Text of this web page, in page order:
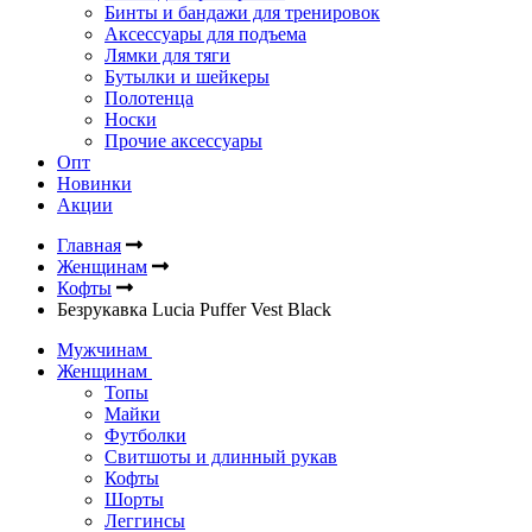
Бинты и бандажи для тренировок
Аксессуары для подъема
Лямки для тяги
Бутылки и шейкеры
Полотенца
Носки
Прочие аксессуары
Опт
Новинки
Акции
Главная
Женщинам
Кофты
Безрукавка Lucia Puffer Vest Black
Мужчинам
Женщинам
Топы
Майки
Футболки
Свитшоты и длинный рукав
Кофты
Шорты
Леггинсы